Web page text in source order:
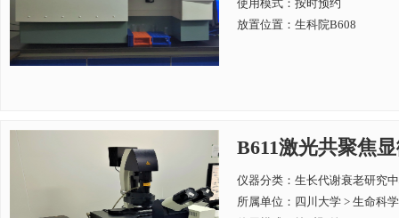
使用模式：按时预约
放置位置：生科院B608
B611激光共聚焦
仪器分类：生长代谢衰老研究
所属单位： 四川大学 > 生命科